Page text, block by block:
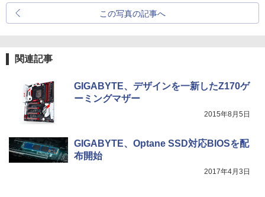
この写真の記事へ
関連記事
GIGABYTE、デザインを一新したZ170ゲ
ーミングマザー
2015年8月5日
GIGABYTE、Optane SSD対応BIOSを配
布開始
2017年4月3日